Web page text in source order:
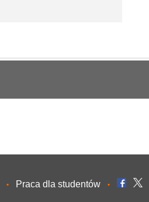
• Praca dla studentów •